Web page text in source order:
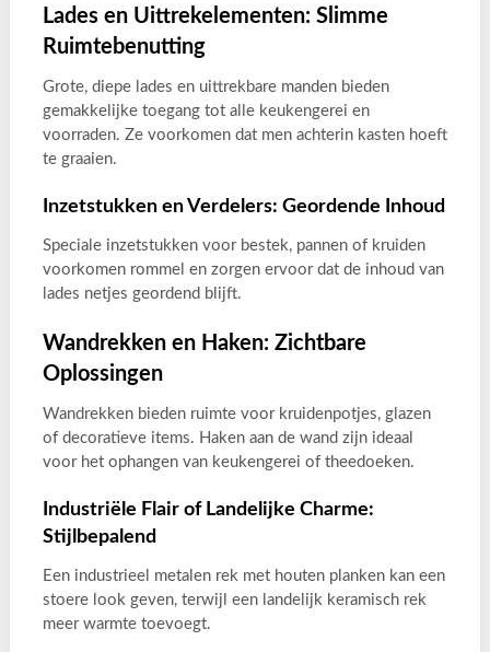
Lades en Uittrekelementen: Slimme
Ruimtebenutting
Grote, diepe lades en uittrekbare manden bieden
gemakkelijke toegang tot alle keukengerei en
voorraden. Ze voorkomen dat men achterin kasten hoeft
te graaien.
Inzetstukken en Verdelers: Geordende Inhoud
Speciale inzetstukken voor bestek, pannen of kruiden
voorkomen rommel en zorgen ervoor dat de inhoud van
lades netjes geordend blijft.
Wandrekken en Haken: Zichtbare
Oplossingen
Wandrekken bieden ruimte voor kruidenpotjes, glazen
of decoratieve items. Haken aan de wand zijn ideaal
voor het ophangen van keukengerei of theedoeken.
Industriële Flair of Landelijke Charme:
Stijlbepalend
Een industrieel metalen rek met houten planken kan een
stoere look geven, terwijl een landelijk keramisch rek
meer warmte toevoegt.